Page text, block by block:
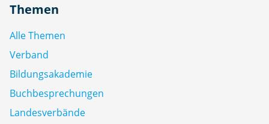
Themen
Alle Themen
Verband
Bildungsakademie
Buchbesprechungen
Landesverbände